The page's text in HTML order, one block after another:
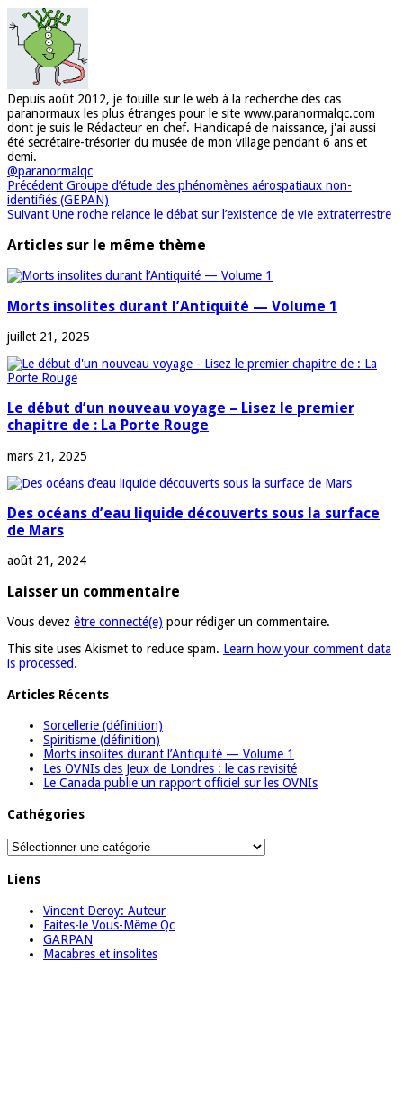
Depuis août 2012, je fouille sur le web à la recherche des cas
paranormaux les plus étranges pour le site www.paranormalqc.com
dont je suis le Rédacteur en chef. Handicapé de naissance, j'ai aussi
été secrétaire-trésorier du musée de mon village pendant 6 ans et
demi.
@paranormalqc
Précédent Groupe d’étude des phénomènes aérospatiaux non-
identifiés (GEPAN)
Suivant Une roche relance le débat sur l’existence de vie extraterrestre
Articles sur le même thème
Morts insolites durant l’Antiquité — Volume 1
juillet 21, 2025
Le début d’un nouveau voyage – Lisez le premier
chapitre de : La Porte Rouge
mars 21, 2025
Des océans d’eau liquide découverts sous la surface
de Mars
août 21, 2024
Laisser un commentaire
Vous devez être connecté(e) pour rédiger un commentaire.
This site uses Akismet to reduce spam. Learn how your comment data
is processed.
Articles Récents
Sorcellerie (définition)
Spiritisme (définition)
Morts insolites durant l’Antiquité — Volume 1
Les OVNIs des Jeux de Londres : le cas revisité
Le Canada publie un rapport officiel sur les OVNIs
Cathégories
Cathégories
Liens
Vincent Deroy: Auteur
Faites-le Vous-Même Qc
GARPAN
Macabres et insolites